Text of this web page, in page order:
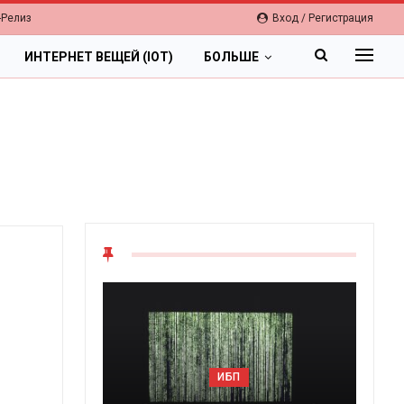
Вход / Регистрация
ИНТЕРНЕТ ВЕЩЕЙ (IOT) БОЛЬШЕ
ОБЛАКА
Цифровая экономика 2026.